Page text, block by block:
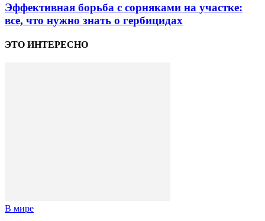
Эффективная борьба с сорняками на участке:
все, что нужно знать о гербицидах
ЭТО ИНТЕРЕСНО
В мире